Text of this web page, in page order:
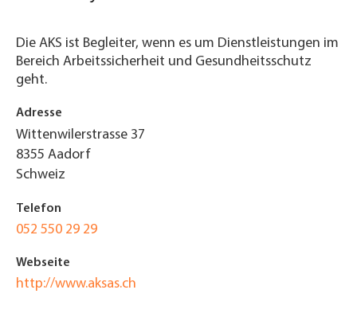
Die AKS ist Begleiter, wenn es um Dienstleistungen im
Bereich Arbeitssicherheit und Gesundheitsschutz
geht.
Adresse
Wittenwilerstrasse 37
8355 Aadorf
Schweiz
Telefon
052 550 29 29
Webseite
http://www.aksas.ch